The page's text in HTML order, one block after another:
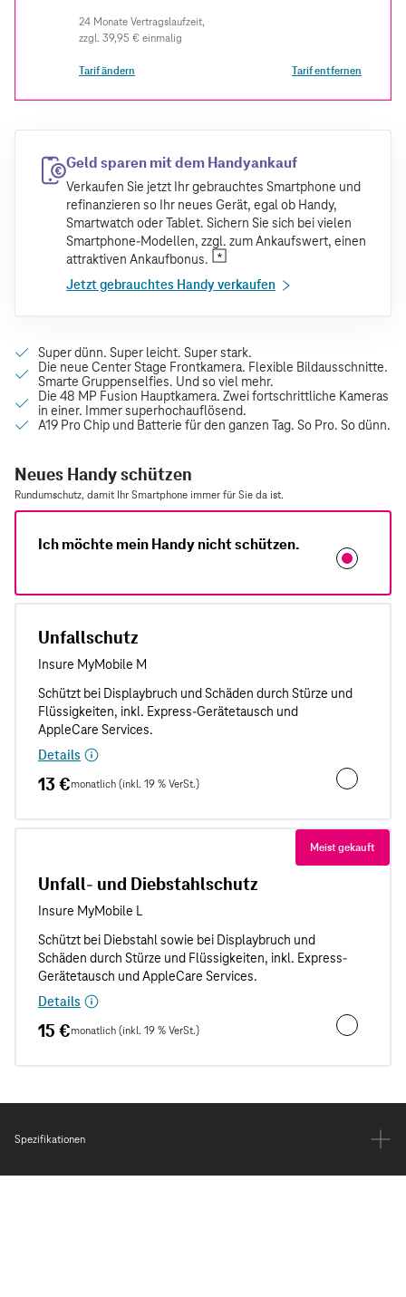
zzgl. 39,95 € einmalig
Tarif ändern Tarif entfernen
Geld sparen mit dem Handyankauf
Verkaufen Sie jetzt Ihr gebrauchtes Smartphone und
refinanzieren so Ihr neues Gerät, egal ob Handy,
Smartwatch oder Tablet. Sichern Sie sich bei vielen
Smartphone-Modellen, zzgl. zum Ankaufswert, einen
attraktiven Ankaufbonus.
Jetzt gebrauchtes Handy verkaufen
Neues Handy schützen
Rundumschutz, damit Ihr Smartphone immer für Sie da ist.
Ich möchte mein Handy nicht schützen.
Unfallschutz
Details
13 €monatlich (inkl. 19 % VerSt.)
Meist gekauft
Unfall- und Diebstahlschutz
Details
15 €monatlich (inkl. 19 % VerSt.) Unfall- und
Spezifikationen